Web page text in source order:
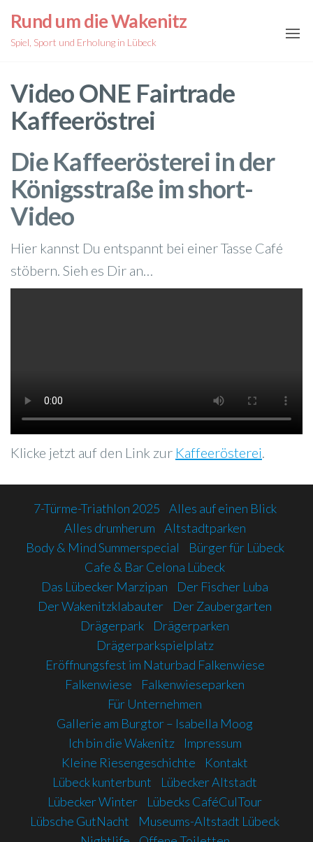
Inhalt
springen
Rund um die Wakenitz
Spiel, Sport und Erholung in Lübeck
Video ONE Fairtrade
Kaffeeröstrei
Die Kaffeerösterei in der
Königsstraße im short-
Video
Hier kannst Du entspannt bei einer Tasse Café
stöbern. Sieh es Dir an…
Klicke jetzt auf den Link zur Kaffeerösterei.
7-Türme-Triathlon 2025
Alles auf einen Blick
Alles drumherum
Altstadtparken
Body & Mind Summerspecial
Bürger für Lübeck
Cafe & Bar Celona Lübeck
Das Lübecker Marzipan
Der Fischer Luba
Der Wakenitzklabauter
Der Zaubergarten
Drägerpark
Drägerparken
Drägerparkspielplatz
Eröffnungsfest im Naturbad Falkenwiese
Falkenwiese
Falkenwieseparken
Für Unternehmen
Gallerie am Burgtor – Isabella Moog
Ich bin die Wakenitz
Impressum
Kleine Riesengeschichte
Kontakt
Lübeck kunterbunt
Lübecker Altstadt
Lübecker Winter
Lübecks CaféCulTour
Lübsche GutNacht
Museums-Altstadt Lübeck